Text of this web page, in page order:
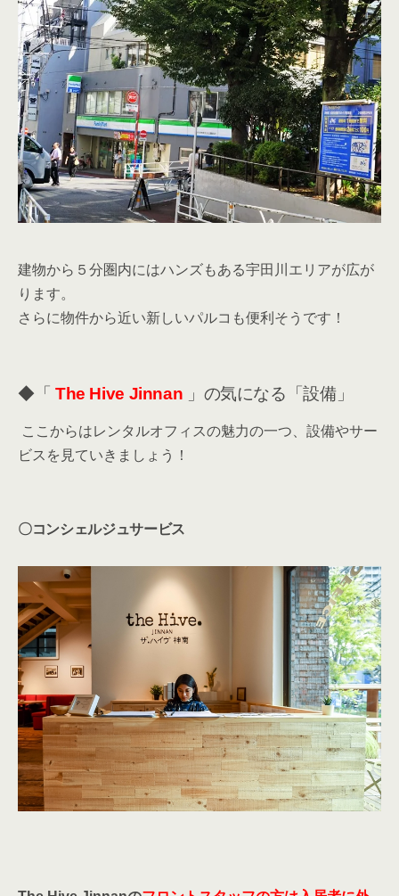
建物から５分圏内にはハンズもある宇田川エリアが広が
ります。
さらに物件から近い新しいパルコも便利そうです！
◆「 The Hive Jinnan 」の気になる「設備」
ここからはレンタルオフィスの魅力の一つ、設備やサー
ビスを見ていきましょう！
〇コンシェルジュサービス